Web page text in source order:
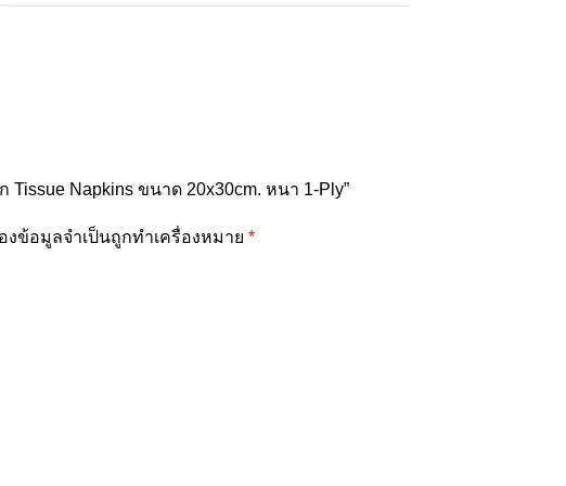
Napkins ขนาด 20x30cm. หนา 1-Ply”
งข้อมูลจำเป็นถูกทำเครื่องหมาย *